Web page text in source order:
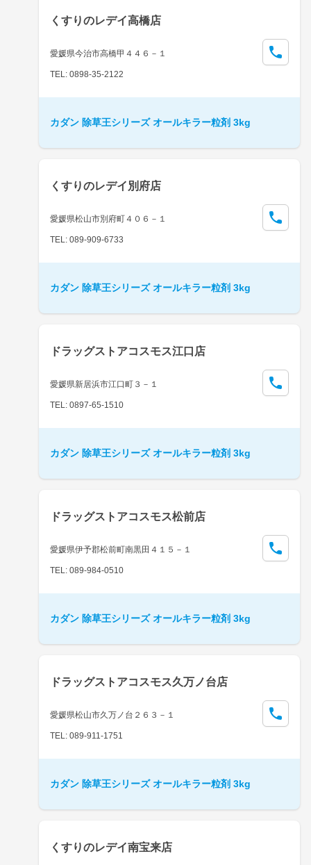
くすりのレデイ高橋店
愛媛県今治市高橋甲４４６－１
TEL: 0898-35-2122
カダン 除草王シリーズ オールキラー粒剤 3kg
くすりのレデイ別府店
愛媛県松山市別府町４０６－１
TEL: 089-909-6733
カダン 除草王シリーズ オールキラー粒剤 3kg
ドラッグストアコスモス江口店
愛媛県新居浜市江口町３－１
TEL: 0897-65-1510
カダン 除草王シリーズ オールキラー粒剤 3kg
ドラッグストアコスモス松前店
愛媛県伊予郡松前町南黒田４１５－１
TEL: 089-984-0510
カダン 除草王シリーズ オールキラー粒剤 3kg
ドラッグストアコスモス久万ノ台店
愛媛県松山市久万ノ台２６３－１
TEL: 089-911-1751
カダン 除草王シリーズ オールキラー粒剤 3kg
くすりのレデイ南宝来店